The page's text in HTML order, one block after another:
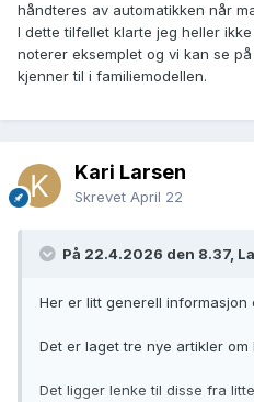
håndteres av automatikken når
I dette tilfellet klarte jeg heller
noterer eksemplet og vi kan se
kjenner til i familiemodellen.
Kari Larsen
Skrevet April 22
På 22.4.2026 den 8.37,
Her er litt generell informasjon
Det er laget tre nye artikler om
Det ligger lenke til disse fra